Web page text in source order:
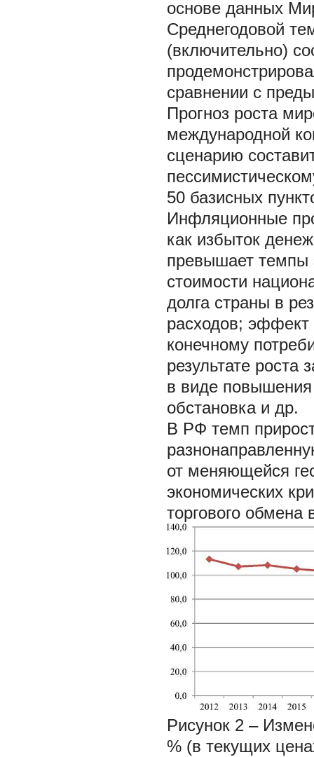
основе данных
Среднегодовой
(включительно)
сравнении с
Прогноз роста
международной
сценарию
50 базисных
Инфляционные
как избыток
превышает темпы
стоимости
долга страны в
расходов; эффект
конечному
результате роста
в виде повышения
обстановка и др.
В РФ темп
от меняющейся
экономических
торгового обмена
Рисунок 2 –
% (в текущих